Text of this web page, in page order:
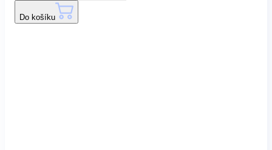
Do košíku